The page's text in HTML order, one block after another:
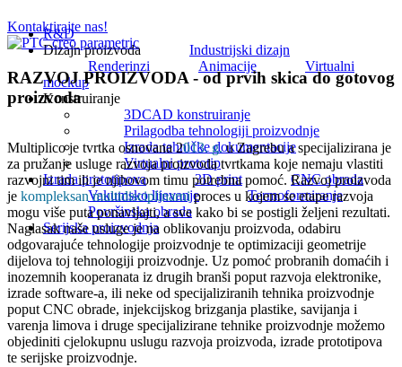
R&D
Dizajn proizvoda
Industrijski dizajn
Renderinzi
Animacije
Virtualni
mockup
Konstruiranje
3DCAD konstruiranje
Prilagodba tehnologiji proizvodnje
Izrada tehničke dokumentacije
Virtualni prototip
Izrada prototipova
3D print
CNC obrada
Vakumsko lijevanje
Termoformiranje
Površinska obrada
Serijska proizvodnja
Kontaktirajte nas!
RAZVOJ PROIZVODA - od prvih skica do gotovog
proizvoda
Multiplico je tvrtka osnovana 2013. g.u Zagrebu a specijalizirana je
za pružanje usluge razvoja proizvoda tvrtkama koje nemaju vlastiti
razvojni tim ili je njihovom timu potrebna pomoć. Razvoj proizvoda
je kompleksan multidisciplinarniproces u kojem se etape razvoja
mogu više puta ponavljajti, a sve kako bi se postigli željeni rezultati.
Naglasak naše usluge je na oblikovanju proizvoda, odabiru
odgovarajuće tehnologije proizvodnje te optimizaciji geometrije
dijelova toj tehnologiji proizvodnje. Uz pomoć probranih domaćih i
inozemnih kooperanata iz drugih branši poput razvoja elektronike,
izrade software-a, ili neke od specijaliziranih tehnika proizvodnje
poput CNC obrade, injekcijskog brizganja plastike, savijanja i
varenja limova i druge specijalizirane tehnike proizvodnje možemo
objediniti cjelokupnu uslugu razvoja proizvoda, izrade prototipova
te serijske proizvodnje.